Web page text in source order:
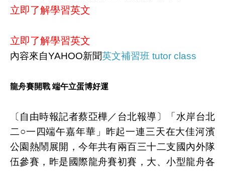
立即了解學習英文
立即了解學習英文
內容來自YAHOO新聞英文補習班 tutor class
龍舟賽開戰 端午立蛋博好運
〔自由時報記者蔡亞樺／台北報導〕「水岸台北
二○一四端午嘉年華」昨起一連三天在大佳河濱
公園熱鬧展開，今年共有兩百三十二支國內外隊
伍參賽，昨是國際龍舟賽初賽，大、小型龍舟各